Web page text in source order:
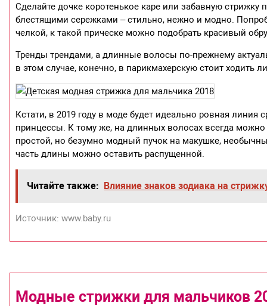
⁣Сделайте дочке коротенькое каре или забавную
блестящими сережками – стильно, нежно и модно.
челкой, к такой прическе можно подобрать красивый
Тренды трендами, а длинные волосы по-прежнему
в этом случае, конечно, в парикмахерскую стоит ходить
⁣Кстати, в 2019 году в моде будет идеально ровная
принцессы. К тому же, на длинных волосах всегда
простой, но безумно модный пучок на макушке,
часть длины можно оставить распущенной.
Читайте также: Влияние знаков зодиака на
Источник: www.baby.ru
Модные стрижки для мальчиков